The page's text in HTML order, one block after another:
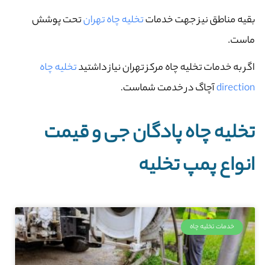
بقیه مناطق نیز جهت خدماتتخلیه چاه تهرانتحت پوشش
ماست.
اگر به خدمات تخلیه چاه مرکز تهران نیاز داشتیدتخلیه چاه
directionآچاگ در خدمت شماست.
تخلیه چاه پادگان جی و قیمت
انواع پمپ تخلیه
خدمات تخلیه چاه